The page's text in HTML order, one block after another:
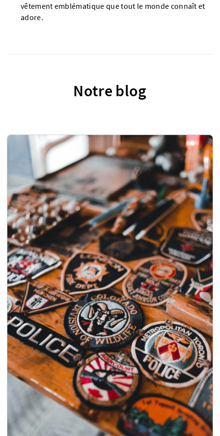
vêtement emblématique que tout le monde connaît et
adore.
Notre blog